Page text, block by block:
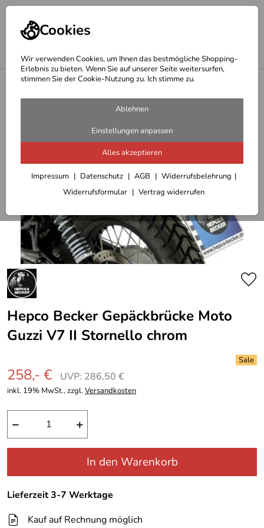
Cookies
Wir verwenden Cookies, um Ihnen das bestmögliche Shopping-
Erlebnis zu bieten. Wenn Sie auf unserer Seite weitersurfen,
stimmen Sie der Cookie-Nutzung zu. Ich stimme zu.
Ablehnen
Einstellungen anpassen
Alles akzeptieren
Impressum Datenschutz AGB
Widerrufsbelehrung
Widerrufsformular
Vertrag widerrufen
Hepco Becker Träger
Hepco Becker Gepäckbrücke Moto
Guzzi V7 II Stornello chrom
258,- € UVP: 286,50 €
inkl. 19% MwSt., zzgl.Versandkosten
− +
In den Warenkorb
Lieferzeit 3-7 Werktage
Kauf auf Rechnung möglich